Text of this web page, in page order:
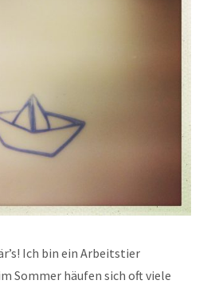
Ich bin ein Arbeitstier
Sommer häufen sich oft viele